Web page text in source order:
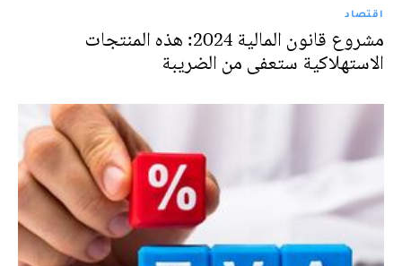
اقتصاد
مشروع قانون المالية 2024: هذه المنتجات
الاستهلاكية ستعفى من الضريبة